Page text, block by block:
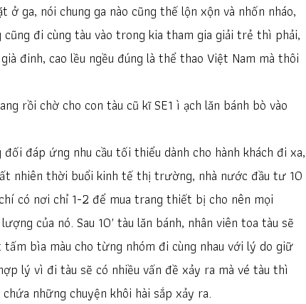
ở ga, nói chung ga nào cũng thế lộn xộn và nhốn nháo,
đi cùng tàu vào trong kia tham gia giải trẻ thì phải,
đinh, cao lều ngều đúng là thể thao Việt Nam mà thôi
rồi chờ cho con tàu cũ kĩ SE1 ì ạch lăn bánh bò vào
đáp ứng nhu cầu tối thiểu dành cho hành khách đi xa,
nhiên thời buổi kinh tế thị trường, nhà nước đầu tư 10
có nơi chỉ 1-2 để mua trang thiết bị cho nên mọi
của nó. Sau 10′ tàu lăn bánh, nhân viên toa tàu sẽ
bìa màu cho từng nhóm đi cùng nhau với lý do giữ
lý vì đi tàu sẽ có nhiều vấn đề xảy ra mà vé tàu thì
những chuyện khôi hài sắp xảy ra.